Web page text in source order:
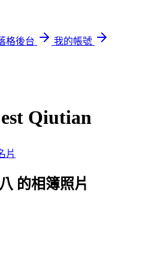
格後台
我的帳號
Qiutian
片
的相簿照片